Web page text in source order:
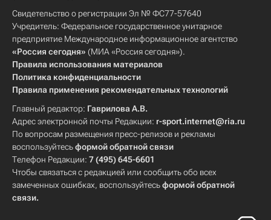
Свидетельство о регистрации Эл № ФС77-57640
Учредитель: Федеральное государственное унитарное
предприятие Международное информационное агентство
«Россия сегодня» (МИА «Россия сегодня»).
Правила использования материалов
Политика конфиденциальности
Правила применения рекомендательных технологий
Главный редактор: Гаврилова А.В.
Адрес электронной почты Редакции: r-sport.internet@ria.ru
По вопросам размещения пресс-релизов и рекламы
воспользуйтесьформой обратной связи
Телефон Редакции: 7 (495) 645-6601
Чтобы связаться с редакцией или сообщить обо всех
замеченных ошибках, воспользуйтесьформой обратной
связи.